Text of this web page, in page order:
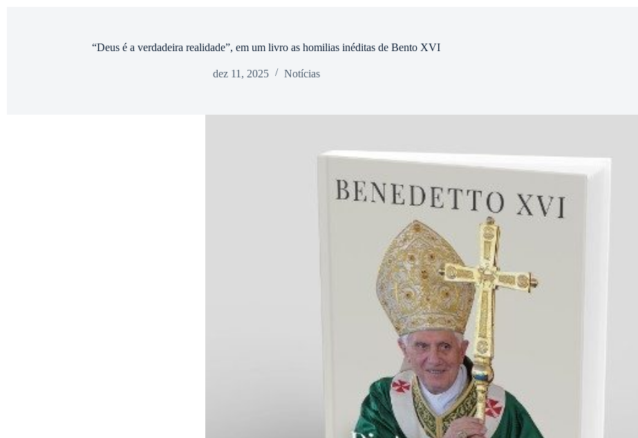
“Deus é a verdadeira realidade”, em um livro as homilias inéditas de Bento XVI
dez 11, 2025 Notícias